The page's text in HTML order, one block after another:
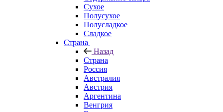
Сухое
Полусухое
Полусладкое
Сладкое
Страна
Назад
Страна
Россия
Австралия
Австрия
Аргентина
Венгрия